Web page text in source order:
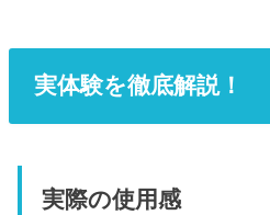
実体験を徹底解説！
実際の使用感